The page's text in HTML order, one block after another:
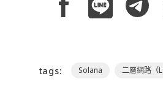
tags: Solana 二層網路（